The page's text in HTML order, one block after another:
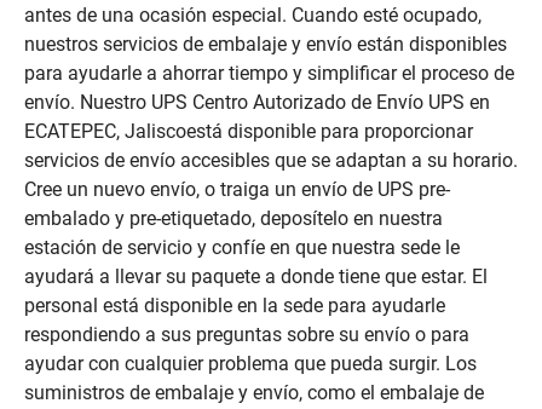
antes de una ocasión especial. Cuando esté ocupado,
nuestros servicios de embalaje y envío están disponibles
para ayudarle a ahorrar tiempo y simplificar el proceso de
envío. Nuestro UPS Centro Autorizado de Envío UPS en
ECATEPEC, Jaliscoestá disponible para proporcionar
servicios de envío accesibles que se adaptan a su horario.
Cree un nuevo envío, o traiga un envío de UPS pre-
embalado y pre-etiquetado, deposítelo en nuestra
estación de servicio y confíe en que nuestra sede le
ayudará a llevar su paquete a donde tiene que estar. El
personal está disponible en la sede para ayudarle
respondiendo a sus preguntas sobre su envío o para
ayudar con cualquier problema que pueda surgir. Los
suministros de embalaje y envío, como el embalaje de